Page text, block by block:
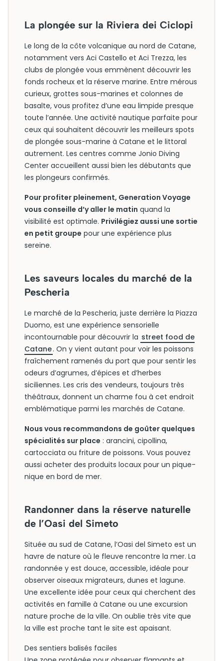
La plongée sur la Riviera dei Ciclopi
Le long de la côte volcanique au nord de Catane,
notamment vers Aci Castello et Aci Trezza, les
clubs de plongée vous emmènent découvrir les
fonds rocheux et la réserve marine. Entre mérous
curieux, grottes sous-marines et colonnes de
basalte, vous profitez d’une eau limpide presque
toute l’année. Une activité nautique parfaite pour
ceux qui souhaitent découvrir les meilleurs spots
de plongée sous-marine à Catane et le littoral
autrement. Les centres comme Jonio Diving
Center accueillent aussi bien les débutants que
les plongeurs confirmés.
Pour profiter pleinement, Generation Voyage
vous conseille d’y aller le matin quand la
visibilité est optimale. Privilégiez aussi une sortie
en petit groupe pour une expérience plus
sereine.
Les saveurs locales du marché de la
Pescheria
Le marché de la Pescheria, juste derrière la Piazza
Duomo, est une expérience sensorielle
incontournable pour découvrir la street food de
Catane. On y vient autant pour voir les poissons
fraîchement ramenés du port que pour sentir les
odeurs d’agrumes, d’épices et d’herbes
siciliennes. Les cris des vendeurs, toujours très
théâtraux, donnent un charme fou à cet endroit
emblématique parmi les marchés de Catane.
Nous vous recommandons de goûter quelques
spécialités sur place : arancini, cipollina,
cartocciata ou friture de poissons. Vous pouvez
aussi acheter des produits locaux pour un pique-
nique en bord de mer.
Randonner dans la réserve naturelle
de l’Oasi del Simeto
Située au sud de Catane, l’Oasi del Simeto est un
havre de nature où le fleuve rencontre la mer. La
randonnée y est douce, accessible, idéale pour
observer oiseaux migrateurs, dunes et lagune.
Une excellente idée pour ceux qui cherchent des
activités en famille à Catane ou une excursion
nature proche de la ville. On oublie très vite que
la ville est proche tant le site est apaisant.
Des sentiers balisés faciles